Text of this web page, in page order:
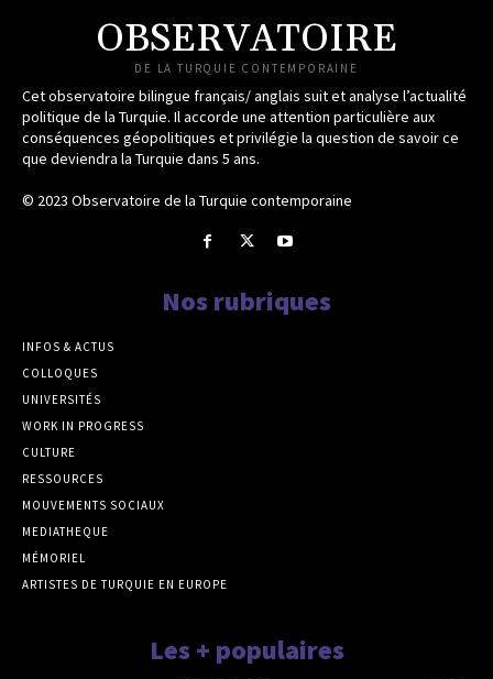
OBSERVATOIRE
DE LA TURQUIE CONTEMPORAINE
Cet observatoire bilingue français/ anglais suit et analyse l’actualité
politique de la Turquie. Il accorde une attention particulière aux
conséquences géopolitiques et privilégie la question de savoir ce
que deviendra la Turquie dans 5 ans.
© 2023 Observatoire de la Turquie contemporaine
Nos rubriques
INFOS & ACTUS
COLLOQUES
UNIVERSITÉS
WORK IN PROGRESS
CULTURE
RESSOURCES
MOUVEMENTS SOCIAUX
MEDIATHEQUE
MÉMORIEL
ARTISTES DE TURQUIE EN EUROPE
Les + populaires